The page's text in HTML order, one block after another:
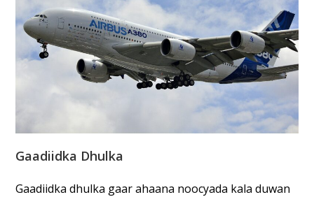
Gaadiidka Dhulka
Gaadiidka dhulka gaar ahaana noocyada kala duwan